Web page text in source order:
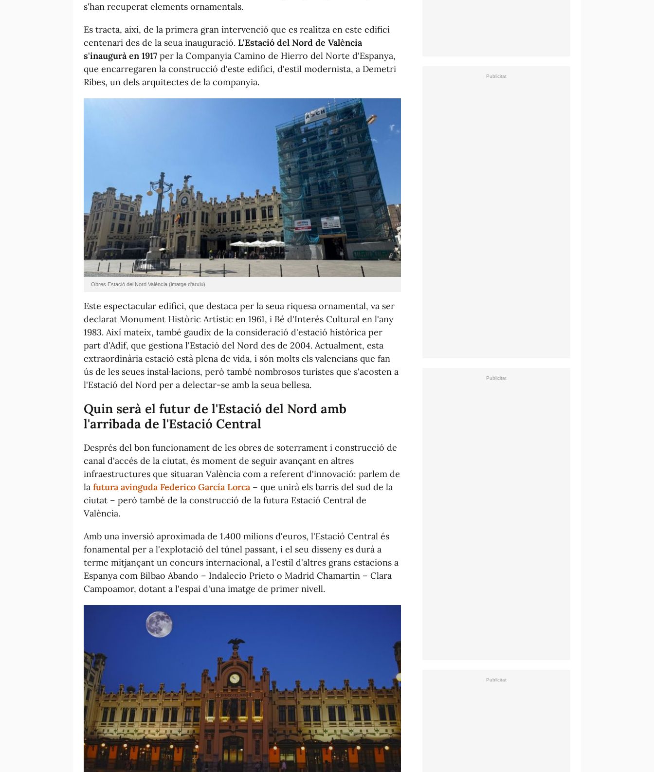
s'han recuperat elements ornamentals.
Es tracta, així, de la primera gran intervenció que es realitza en este edifici
centenari des de la seua inauguració. L'Estació del Nord de València
s'inaugurà en 1917 per la Companyia Camino de Hierro del Norte d'Espanya,
que encarregaren la construcció d'este edifici, d'estil modernista, a Demetri
Ribes, un dels arquitectes de la companyia.
Obres Estació del Nord València (imatge d'arxiu)
Este espectacular edifici, que destaca per la seua riquesa ornamental, va ser
declarat Monument Històric Artístic en 1961, i Bé d'Interés Cultural en l'any
1983. Així mateix, també gaudix de la consideració d'estació històrica per
part d'Adif, que gestiona l'Estació del Nord des de 2004. Actualment, esta
extraordinària estació està plena de vida, i són molts els valencians que fan
ús de les seues instal·lacions, però també nombrosos turistes que s'acosten a
l'Estació del Nord per a delectar-se amb la seua bellesa.
Quin serà el futur de l'Estació del Nord amb
l'arribada de l'Estació Central
Després del bon funcionament de les obres de soterrament i construcció de
canal d'accés de la ciutat, és moment de seguir avançant en altres
infraestructures que situaran València com a referent d'innovació: parlem de
la futura avinguda Federico García Lorca – que unirà els barris del sud de la
ciutat – però també de la construcció de la futura Estació Central de
València.
Amb una inversió aproximada de 1.400 milions d'euros, l'Estació Central és
fonamental per a l'explotació del túnel passant, i el seu disseny es durà a
terme mitjançant un concurs internacional, a l'estil d'altres grans estacions a
Espanya com Bilbao Abando – Indalecio Prieto o Madrid Chamartín – Clara
Campoamor, dotant a l'espai d'una imatge de primer nivell.